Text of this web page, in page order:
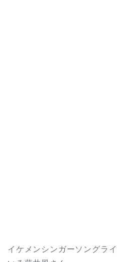
イケメンシンガーソングラ